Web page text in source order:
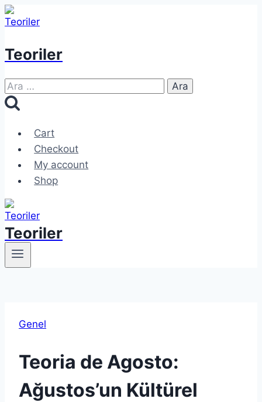
Skip
to
Teoriler
Arama:
Cart
Checkout
My account
Shop
Teoriler
Genel
Teoria de Agosto:
Ağustos’un Kültürel